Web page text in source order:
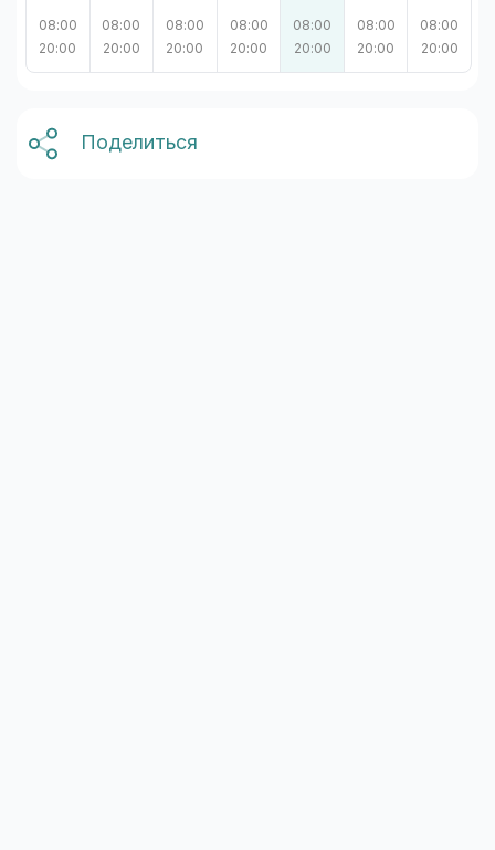
08:00
20:00
08:00
20:00
08:00
20:00
08:00
20:00
08:00
20:00
08:00
20:00
08:00
20:00
Поделиться